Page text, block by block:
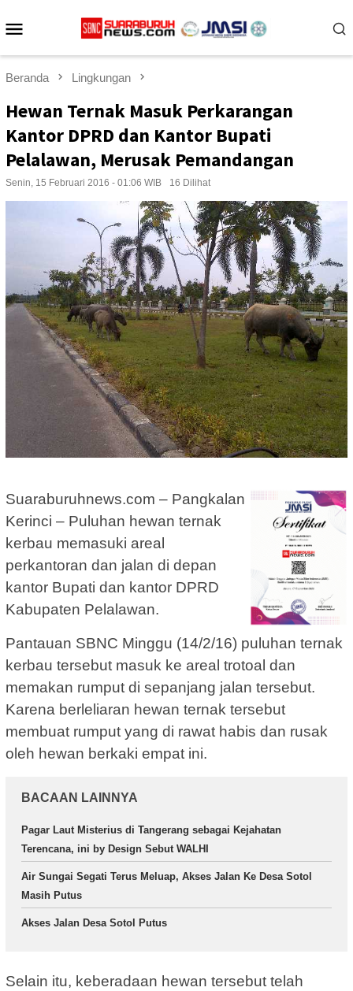
ke
Beranda Lingkungan
Hewan Ternak Masuk Perkarangan
Kantor DPRD dan Kantor Bupati
Pelalawan, Merusak Pemandangan
Senin, 15 Februari 2016 - 01:06 WIB 16 Dilihat
Suaraburuhnews.com – Pangkalan
Kerinci – Puluhan hewan ternak
kerbau memasuki areal
perkantoran dan jalan di depan
kantor Bupati dan kantor DPRD
Kabupaten Pelalawan.
Pantauan SBNC Minggu (14/2/16) puluhan ternak
kerbau tersebut masuk ke areal trotoal dan
memakan rumput di sepanjang jalan tersebut.
Karena berleliaran hewan ternak tersebut
membuat rumput yang di rawat habis dan rusak
oleh hewan berkaki empat ini.
BACAAN LAINNYA
Pagar Laut Misterius di Tangerang sebagai Kejahatan
Terencana, ini by Design Sebut WALHI
Air Sungai Segati Terus Meluap, Akses Jalan Ke Desa Sotol
Masih Putus
Akses Jalan Desa Sotol Putus
Selain itu, keberadaan hewan tersebut telah